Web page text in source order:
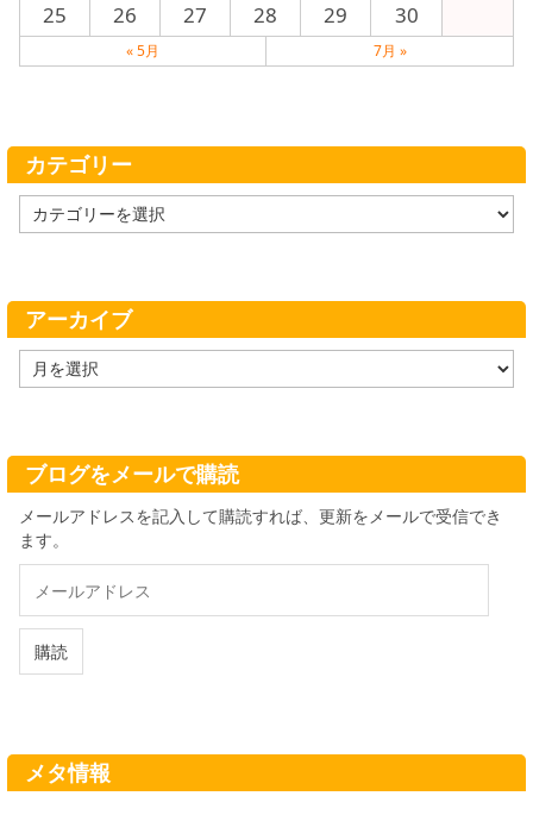
25
26 27 28 29 30
« 5月 7月 »
カテゴリー
テ
ー
アーカイブ
ー
ブ
ブログをメールで購読
メールアドレスを記入して購読すれば、更新をメールで受信でき
ます。
ル
ド
購読
メタ情報